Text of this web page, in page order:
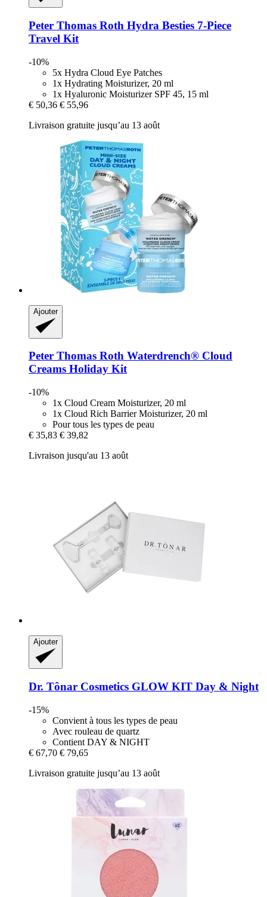
Peter Thomas Roth Hydra Besties 7-​Piece
Travel Kit
-10%
5x Hydra Cloud Eye Patches
1x Hydrating Moisturizer, 20 ml
1x Hyaluronic Moisturizer SPF 45, 15 ml
€ 50,36 € 55,96
Livraison gratuite jusqu’au 13 août
Ajouter
Peter Thomas Roth Waterdrench® Cloud
Creams Holiday Kit
-10%
1x Cloud Cream Moisturizer, 20 ml
1x Cloud Rich Barrier Moisturizer, 20 ml
Pour tous les types de peau
€ 35,83 € 39,82
Livraison jusqu'au 13 août
Ajouter
Dr. Tônar Cosmetics GLOW KIT Day & Night
-15%
Convient à tous les types de peau
Avec rouleau de quartz
Contient DAY & NIGHT
€ 67,70 € 79,65
Livraison gratuite jusqu’au 13 août